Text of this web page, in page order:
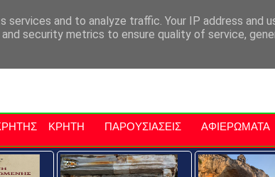
Εκδηλώσεις Στην Κρήτη Kriti Traveller
ΚΡΗΤΗ ΠΑΡΟΥΣΙΑΣΕΙΣ ΑΦΙΕΡΩΜΑΤΑ
and to analyze traffic. Your IP address and
security metrics to ensure quality of service,